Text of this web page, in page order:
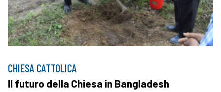
CHIESA CATTOLICA
Il futuro della Chiesa in Bangladesh